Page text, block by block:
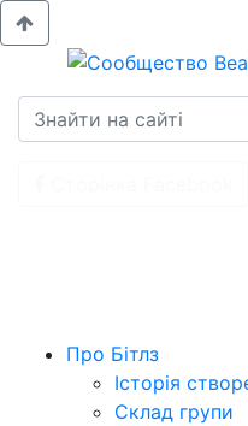
Про Бітлз
Історія
Склад групи